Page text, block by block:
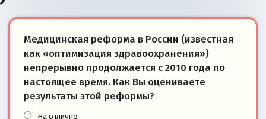
Медицинская реформа в России (известная
как «оптимизация здравоохранения»)
непрерывно продолжается с 2010 года по
настоящее время. Как Вы оцениваете
результаты этой реформы?
На отлично